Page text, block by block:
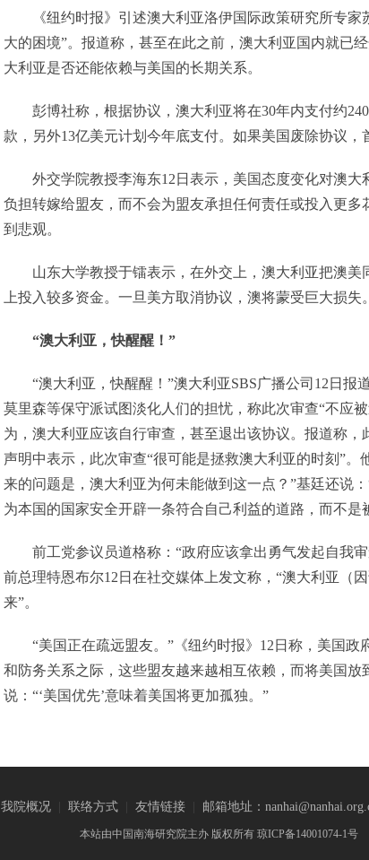
《纽约时报》引述澳大利亚洛伊国际政策研究所专
大的困境”。报道称，甚至在此之前，澳大利亚国内就已
大利亚是否还能依赖与美国的长期关系。
彭博社称，根据协议，澳大利亚将在30年内支付约
款，另外13亿美元计划今年底支付。如果美国废除协议，
外交学院教授李海东12日表示，美国态度变化对澳
负担转嫁给盟友，而不会为盟友承担任何责任或投入更
到悲观。
山东大学教授于镭表示，在外交上，澳大利亚把澳
上投入较多资金。一旦美方取消协议，澳将蒙受巨大损失。
“澳大利亚，快醒醒！”
“澳大利亚，快醒醒！”澳大利亚SBS广播公司12日
莫里森等保守派试图淡化人们的担忧，称此次审查“不应
为，澳大利亚应该自行审查，甚至退出该协议。报道称
声明中表示，此次审查“很可能是拯救澳大利亚的时刻”
来的问题是，澳大利亚为何未能做到这一点？”基廷还说
为本国的国家安全开辟一条符合自己利益的道路，而不是
前工党参议员道格称：“政府应该拿出勇气发起自我
前总理特恩布尔12日在社交媒体上发文称，“澳大利亚（
来”。
“美国正在疏远盟友。”《纽约时报》12日称，美国
和防务关系之际，这些盟友越来越相互依赖，而将美国
说：“‘美国优先’意味着美国将更加孤独。”
我院概况 联络方式 友情链接 邮箱地址：
本站由中国南海研究院主办 版权所有 琼ICP备14001074-1号